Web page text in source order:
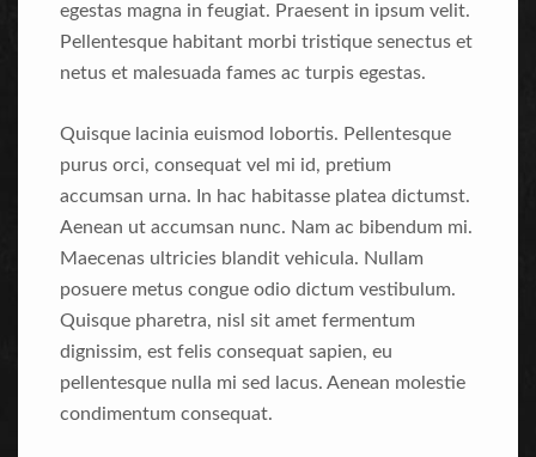
egestas magna in feugiat. Praesent in ipsum velit.
Pellentesque habitant morbi tristique senectus et
netus et malesuada fames ac turpis egestas.
Quisque lacinia euismod lobortis. Pellentesque
purus orci, consequat vel mi id, pretium
accumsan urna. In hac habitasse platea dictumst.
Aenean ut accumsan nunc. Nam ac bibendum mi.
Maecenas ultricies blandit vehicula. Nullam
posuere metus congue odio dictum vestibulum.
Quisque pharetra, nisl sit amet fermentum
dignissim, est felis consequat sapien, eu
pellentesque nulla mi sed lacus. Aenean molestie
condimentum consequat.